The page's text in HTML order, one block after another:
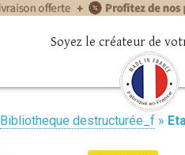
Soyez le créateur de
Bibliotheque destructurée_f »